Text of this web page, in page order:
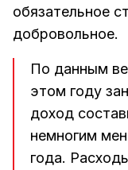
обязательное
добровольное.
По данным
этом году
доход
немногим
года.